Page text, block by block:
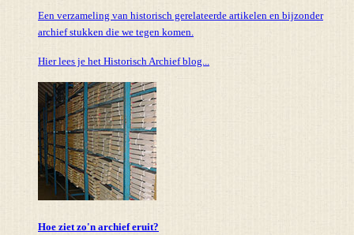
Een verzameling van historisch gerelateerde artikelen en bijzonder
archief stukken die we tegen komen.
Hier lees je het Historisch Archief blog...
Hoe ziet zo'n archief eruit?